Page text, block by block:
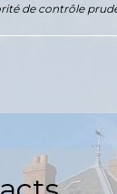
de contrôle